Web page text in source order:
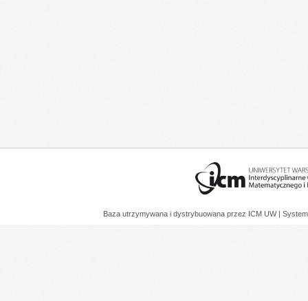
Baza utrzymywana i dystrybuowana przez ICM UW |